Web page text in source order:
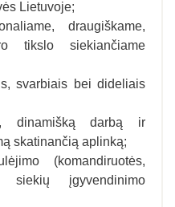
Lietuvoje;
draugiškame,
tikslo siekiančiame
svarbiais bei dideliais
dinamišką darbą ir
skatinančią aplinką;
(komandiruotės,
įgyvendinimo